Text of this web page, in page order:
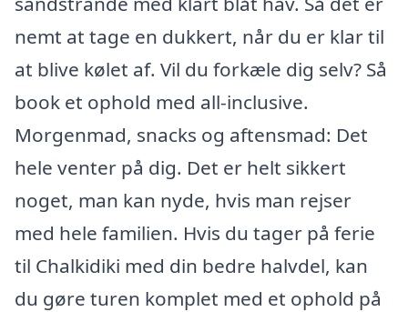
nemt at tage en dukkert, når du er klar til
at blive kølet af. Vil du forkæle dig selv? Så
book et ophold med all-inclusive.
Morgenmad, snacks og aftensmad: Det
hele venter på dig. Det er helt sikkert
noget, man kan nyde, hvis man rejser
med hele familien. Hvis du tager på ferie
til Chalkidiki med din bedre halvdel, kan
du gøre turen komplet med et ophold på